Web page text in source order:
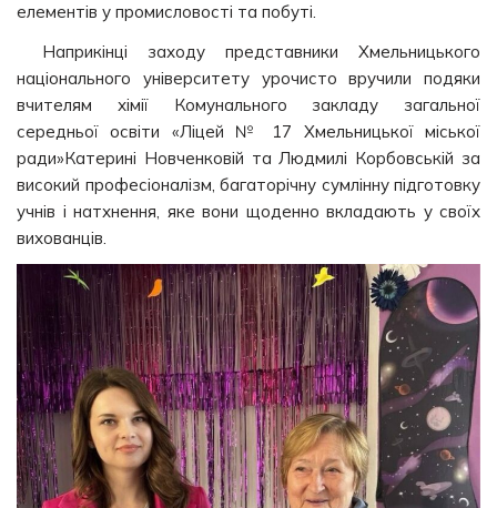
елементів у промисловості та побуті.
Наприкінці заходу представники Хмельницького
національного університету урочисто вручили подяки
вчителям хімії Комунального закладу загальної
середньої освіти «Ліцей № 17 Хмельницької міської
ради»Катерині Новченковій та Людмилі Корбовській за
високий професіоналізм, багаторічну сумлінну підготовку
учнів і натхнення, яке вони щоденно вкладають у своїх
вихованців.